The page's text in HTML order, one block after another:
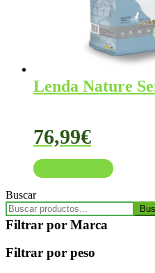
Lenda Nature
76,99€
Buscar
Filtrar por Marca
Filtrar por peso